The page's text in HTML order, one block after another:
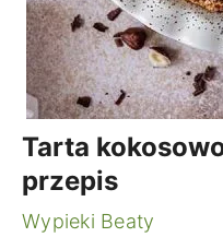
Tarta
przepis
Wypieki Beaty